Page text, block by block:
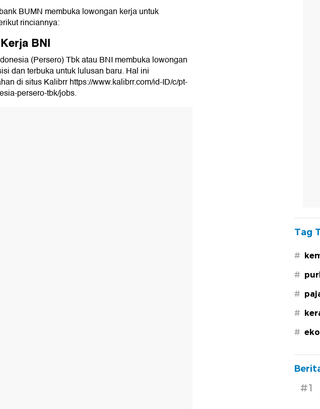
BUMN membuka lowongan kerja untuk
rinciannya:
BNI
(Persero) Tbk atau BNI membuka lowongan
dan terbuka untuk lulusan baru. Hal ini
di situs Kalibrr https://www.kalibrr.com/id-ID/c/pt-
persero-tbk/jobs.
Tag
#
#
#
#
#
#1